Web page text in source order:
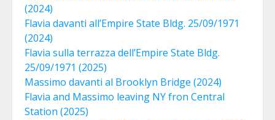
(2024)
Flavia davanti all’Empire State Bldg. 25/09/1971
(2024)
Flavia sulla terrazza dell’Empire State Bldg.
25/09/1971 (2025)
Massimo davanti al Brooklyn Bridge (2024)
Flavia and Massimo leaving NY fron Central
Station (2025)